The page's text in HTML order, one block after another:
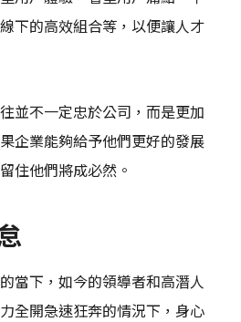
下的高效組合等，以便讓人才
並不一定忠於公司，而是更加
企業能夠給予他們更好的發展
住他們將成必然。
當下，如今的領導者和高潛人
全開急速狂奔的情況下，身心